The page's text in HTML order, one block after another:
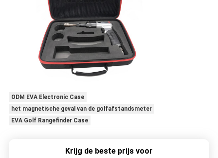
ODM EVA Electronic Case
het magnetische geval van de golfafstandsmeter
EVA Golf Rangefinder Case
Krijg de beste prijs voor